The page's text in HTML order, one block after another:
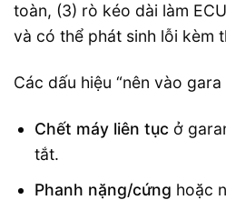
toàn, (3) rò kéo dài làm
và có thể phát sinh lỗi kèm
Các dấu hiệu “nên vào gara
Chết máy liên tục ở
tắt.
Phanh nặng/cứng hoặc